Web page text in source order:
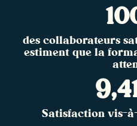
des collaborateurs
estiment que la
Satisfaction vis-